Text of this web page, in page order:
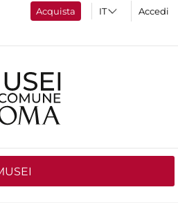
Acquista Accedi